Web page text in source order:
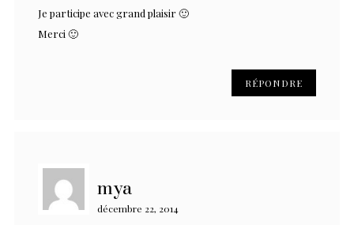
Je participe avec grand plaisir 🙂
Merci 🙂
RÉPONDRE
mya
décembre 22, 2014